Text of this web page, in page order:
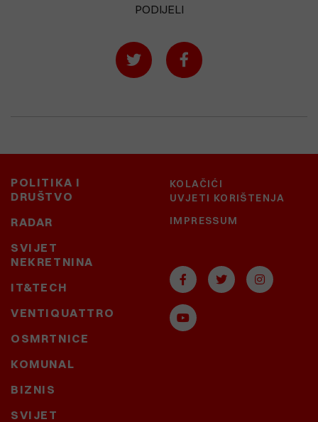
PODIJELI
POLITIKA I
DRUŠTVO
RADAR
SVIJET
NEKRETNINA
IT&TECH
VENTIQUATTRO
OSMRTNICE
KOMUNAL
BIZNIS
SVIJET
KOLAČIĆI
UVJETI KORIŠTENJA
IMPRESSUM